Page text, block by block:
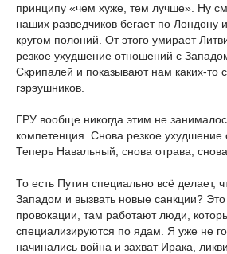
принципу «чем хуже, тем лучше». Ну
наших разведчиков бегает по Лондону
кругом полоний. От этого умирает
резкое ухудшение отношений с
Скрипалей и показывают нам каких-то
гэрэушников.
ГРУ вообще никогда этим не
компетенция. Снова резкое ухудшение
Теперь Навальный, снова отрава,
То есть Путин специально всё делает,
Западом и вызвать новые санкции? Это
провокации, там работают люди,
специализируются по ядам. Я уже не
начинались война и захват Ирака,